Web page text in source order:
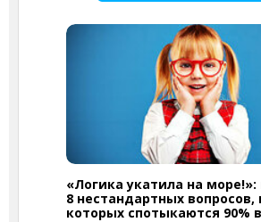
«Логика укатила на
8 нестандартных вопросов,
которых спотыкаются 90%